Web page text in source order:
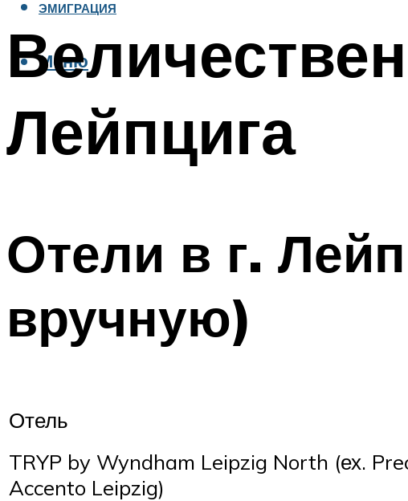
ЭМИГРАЦИЯ
Меню
Лейпцига
Отели в г.
вручную)
Отель
TRYP by Wyndham Leipzig North (ех.
Accento Leipzig)